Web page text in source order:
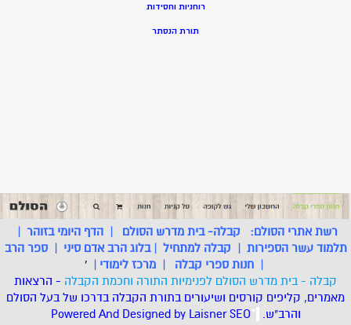
רוחניות וחסידות
תורת הנסתר
רשת אתרי הסולם: קבלה- בית מדרש הסולם |הדף היומי בזוהר |
תלמוד עשר הספירות | קבלה למתחיל |בלוג הרב אדם סיני |ספר הרב
| חנות ספרי קבלה | מרכז לימודי |
'
קבלה - בית מדרש הסולם לפנימיות התורה וחכמת הקבלה - הרצאות
מאמרים, קליפים קורסים ושיעורים בתורת הקבלה בדרכו של בעל הסולם
והרב"ש.
*
Powered And Designed by LaisnerSEO